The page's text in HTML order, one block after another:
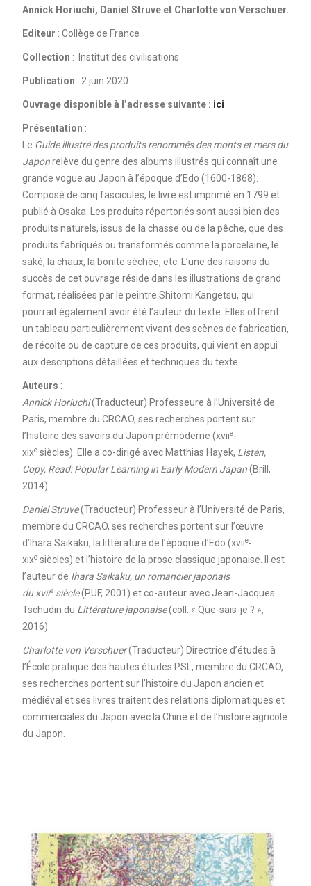
Annick Horiuchi, Daniel Struve et Charlotte von Verschuer.
Editeur : Collège de France
Collection : Institut des civilisations
Publication : 2 juin 2020
Ouvrage disponible à l’adresse suivante : ici
Présentation :
Le Guide illustré des produits renommés des monts et mers du
Japonrelève du genre des albums illustrés qui connaît une
grande vogue au Japon à l’époque d’Edo (1600-1868).
Composé de cinq fascicules, le livre est imprimé en 1799 et
publié à Ōsaka. Les produits répertoriés sont aussi bien des
produits naturels, issus de la chasse ou de la pêche, que des
produits fabriqués ou transformés comme la porcelaine, le
saké, la chaux, la bonite séchée, etc. L’une des raisons du
succès de cet ouvrage réside dans les illustrations de grand
format, réalisées par le peintre Shitomi Kangetsu, qui
pourrait également avoir été l’auteur du texte. Elles offrent
un tableau particulièrement vivant des scènes de fabrication,
de récolte ou de capture de ces produits, qui vient en appui
aux descriptions détaillées et techniques du texte.
Auteurs :
Annick Horiuchi(Traducteur) Professeure à l’Université de
Paris, membre du CRCAO, ses recherches portent sur
l’histoire des savoirs du Japon prémoderne (xviie-
xixesiècles). Elle a co-dirigé avec Matthias Hayek, Listen,
Copy, Read: Popular Learning in Early Modern Japan(Brill,
2014).
Daniel Struve(Traducteur) Professeur à l’Université de Paris,
membre du CRCAO, ses recherches portent sur l’œuvre
d’Ihara Saikaku, la littérature de l’époque d’Edo (xviie-
xixesiècles) et l’histoire de la prose classique japonaise. Il est
l’auteur de Ihara Saikaku, un romancier japonais
du xviiesiècle(PUF, 2001) et co-auteur avec Jean-Jacques
Tschudin du Littérature japonaise(coll. « Que-sais-je ? »,
2016).
Charlotte von Verschuer(Traducteur) Directrice d’études à
l’École pratique des hautes études PSL, membre du CRCAO,
ses recherches portent sur l’histoire du Japon ancien et
médiéval et ses livres traitent des relations diplomatiques et
commerciales du Japon avec la Chine et de l’histoire agricole
du Japon.